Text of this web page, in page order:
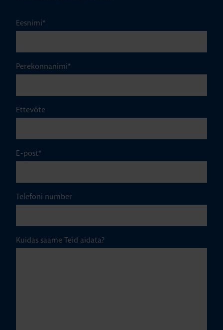
Eesnimi*
Perekonnanimi*
Ettevõte
E-post*
Telefoni number
Kuidas saame Teid aidata?